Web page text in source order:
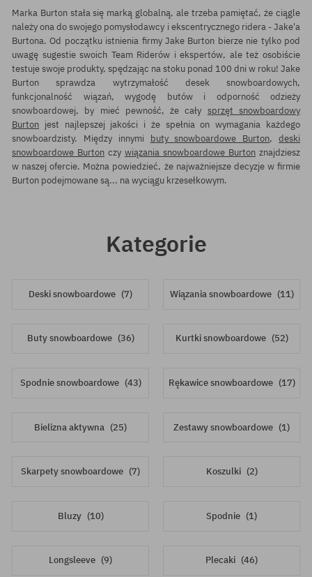
Marka Burtonstała się marką globalną, ale trzeba pamiętać, że ciągle
należy ona do swojego pomysłodawcy i ekscentrycznego ridera - Jake'a
Burtona. Od początku istnienia firmy Jake Burton bierze nie tylko pod
uwagę sugestie swoich Team Riderów i ekspertów, ale też osobiście
testuje swoje produkty, spędzając na stoku ponad 100 dni w roku! Jake
Burton sprawdza wytrzymałość desek snowboardowych,
funkcjonalność wiązań, wygodę butów i odporność odzieży
snowboardowej, by mieć pewność, że cały sprzęt snowboardowy
Burton jest najlepszej jakości i że spełnia on wymagania każdego
snowboardzisty. Między innymi buty snowboardowe Burton,deski
snowboardowe Burton czy wiązania snowboardowe Burton znajdziesz
w naszej ofercie. Można powiedzieć, że najważniejsze decyzje w firmie
Burton podejmowane są... na wyciągu krzesełkowym.
Kategorie
Deski snowboardowe (7) Wiązania snowboardowe (11)
Buty snowboardowe (36) Kurtki snowboardowe (52)
Spodnie snowboardowe (43) Rękawice snowboardowe (17)
Bielizna aktywna (25) Zestawy snowboardowe (1)
Skarpety snowboardowe (7) Koszulki (2)
Bluzy (10) Spodnie (1)
Longsleeve (9) Plecaki (46)